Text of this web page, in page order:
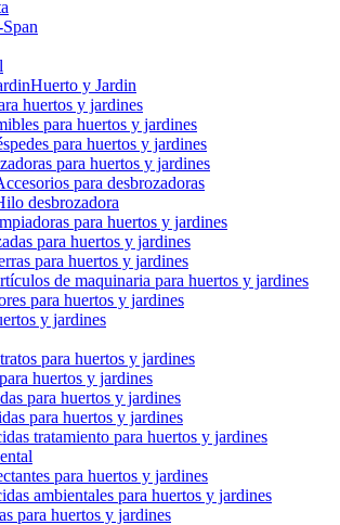
Huerto y Jardin
huertos y jardines
para huertos y jardines
para huertos y jardines
para huertos y jardines
para desbrozadoras
desbrozadora
para huertos y jardines
para huertos y jardines
para huertos y jardines
de maquinaria para huertos y jardines
para huertos y jardines
y jardines
para huertos y jardines
huertos y jardines
para huertos y jardines
para huertos y jardines
tratamiento para huertos y jardines
para huertos y jardines
ambientales para huertos y jardines
para huertos y jardines